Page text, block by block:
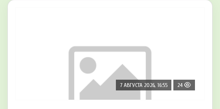
7 АВГУСТА 2026, 16:55 24